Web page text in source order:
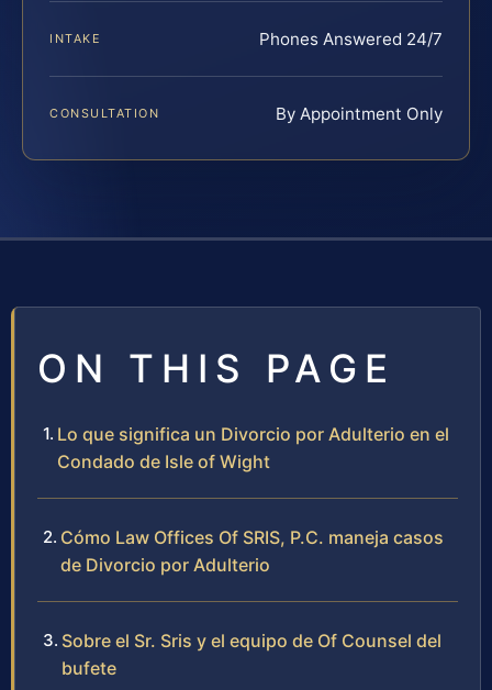
INTAKE Phones Answered 24/7
CONSULTATION By Appointment Only
ON THIS PAGE
Lo que significa un Divorcio por Adulterio en el
Condado de Isle of Wight
Cómo Law Offices Of SRIS, P.C. maneja casos
de Divorcio por Adulterio
Sobre el Sr. Sris y el equipo de Of Counsel del
bufete